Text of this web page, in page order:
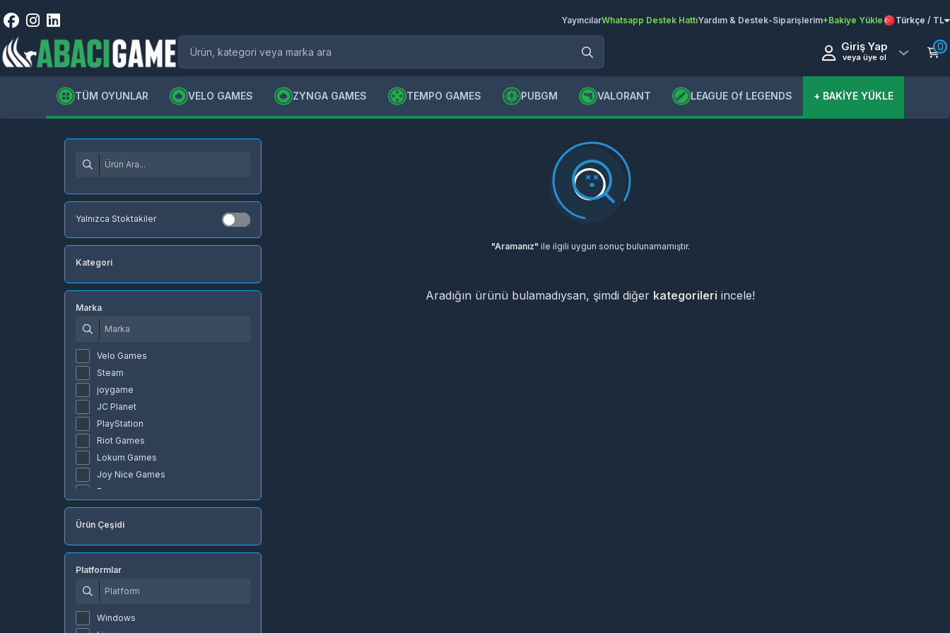
YayıncılarWhatsapp Destek HattıYardım & Destek-Siparişlerim+Bakiye Yükle Türkçe / TL
Giriş Yap
veya üye ol
0
TÜM OYUNLAR VELO GAMES ZYNGA GAMES TEMPO GAMES PUBGM VALORANT LEAGUE Of LEGENDS + BAKİYE YÜKLE
Yalnızca Stoktakiler
Kategori
Marka
Velo Games
Steam
joygame
JC Planet
PlayStation
Riot Games
Lokum Games
Joy Nice Games
Exxen
NetEase
Amazon
Ubisoft
Sony
Apple
Ürün Çeşidi
Platformlar
Windows
"Aramanız" ile ilgili uygun sonuç bulunamamıştır.
Aradığın ürünü bulamadıysan, şimdi diğer kategorileri incele!